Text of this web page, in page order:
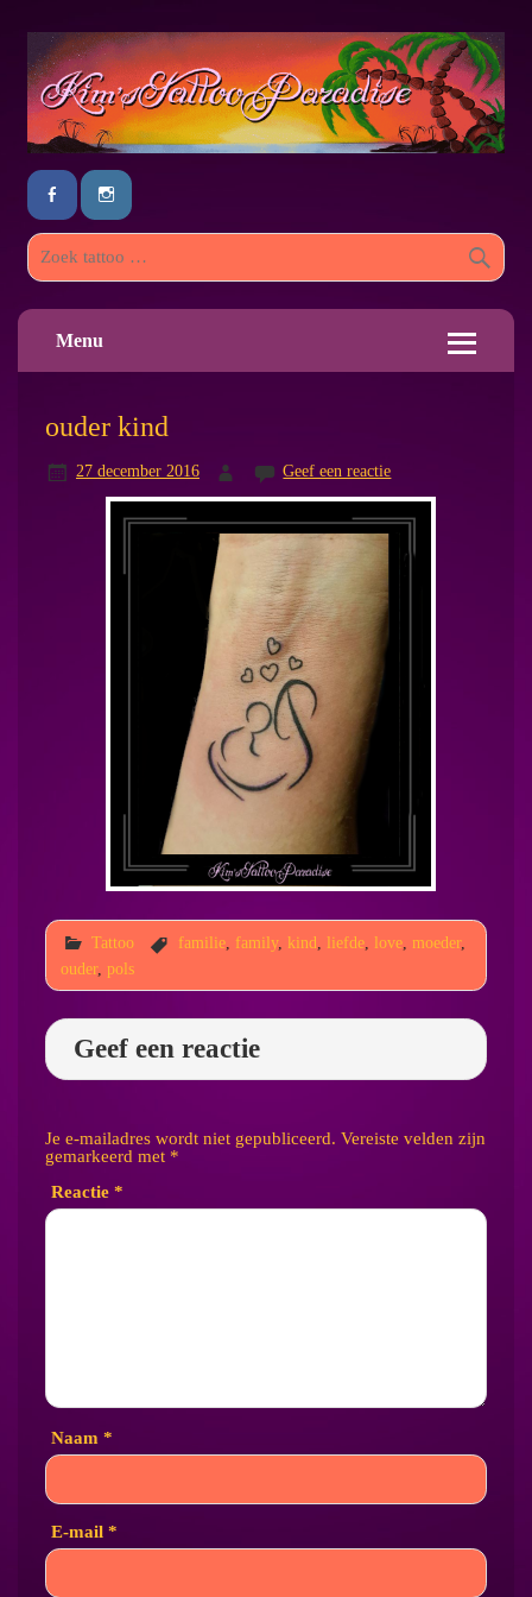
Menu
ouder kind
27 december 2016 Geef een reactie
Tattoo familie, family, kind liefde, love, moeder,
ouder, pols
Geef een reactie
Je e-mailadres wordt niet gepubliceerd. Vereiste velden zijn
gemarkeerd met *
Reactie *
Naam *
E-mail *